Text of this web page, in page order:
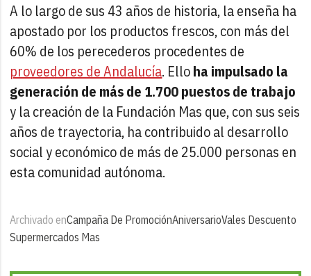
A lo largo de sus 43 años de historia, la enseña ha
apostado por los productos frescos, con más del
60% de los perecederos procedentes de
proveedores de Andalucía. Elloha impulsado la
generación de más de 1.700 puestos de trabajo
y la creación de la Fundación Mas que, con sus seis
años de trayectoria, ha contribuido al desarrollo
social y económico de más de 25.000 personas en
esta comunidad autónoma.
Archivado enCampaña De PromociónAniversarioVales Descuento
Supermercados Mas